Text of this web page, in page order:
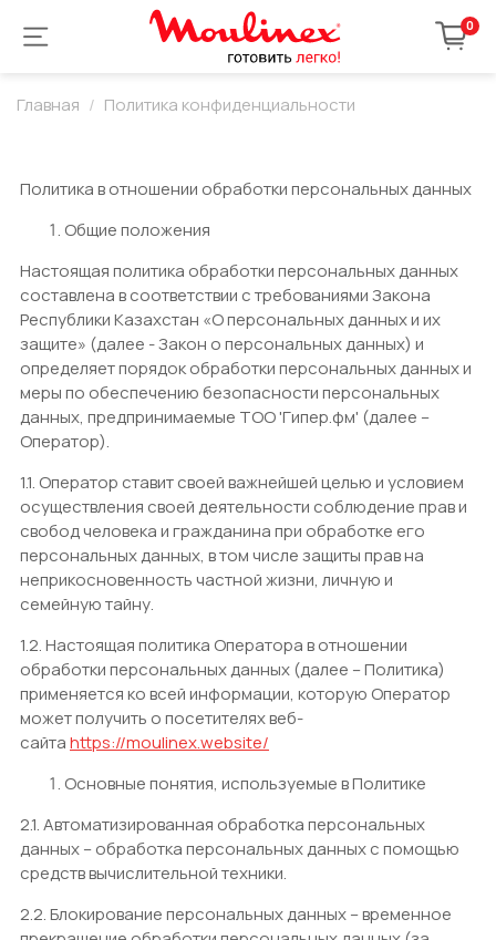
0
Главная Политика конфиденциальности
Политика в отношении обработки персональных данных
Общие положения
Настоящая политика обработки персональных данных
составлена в соответствии с требованиями Закона
Республики Казахстан «О персональных данных и их
защите» (далее - Закон о персональных данных) и
определяет порядок обработки персональных данных и
меры по обеспечению безопасности персональных
данных, предпринимаемые ТОО 'Гипер.фм' (далее –
Оператор).
1.1. Оператор ставит своей важнейшей целью и условием
осуществления своей деятельности соблюдение прав и
свобод человека и гражданина при обработке его
персональных данных, в том числе защиты прав на
неприкосновенность частной жизни, личную и
семейную тайну.
1.2. Настоящая политика Оператора в отношении
обработки персональных данных (далее – Политика)
применяется ко всей информации, которую Оператор
может получить о посетителях веб-
сайтаhttps://moulinex.website/
Основные понятия, используемые в Политике
2.1. Автоматизированная обработка персональных
данных – обработка персональных данных с помощью
средств вычислительной техники.
2.2. Блокирование персональных данных – временное